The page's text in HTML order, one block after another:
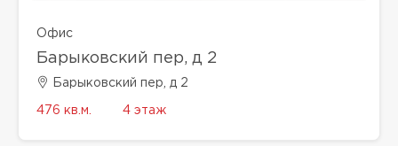
Офис
Барыковский пер, д 2
Барыковский пер, д 2
476 кв.м. 4 этаж